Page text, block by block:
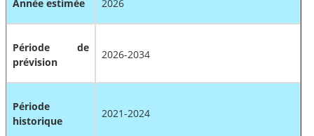
Année estimée 2026
Période de
prévision
2026-2034
Période
historique
2021-2024